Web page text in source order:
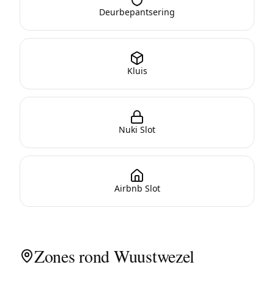
Deurbepantsering
Kluis
Nuki Slot
Airbnb Slot
Zones rond Wuustwezel